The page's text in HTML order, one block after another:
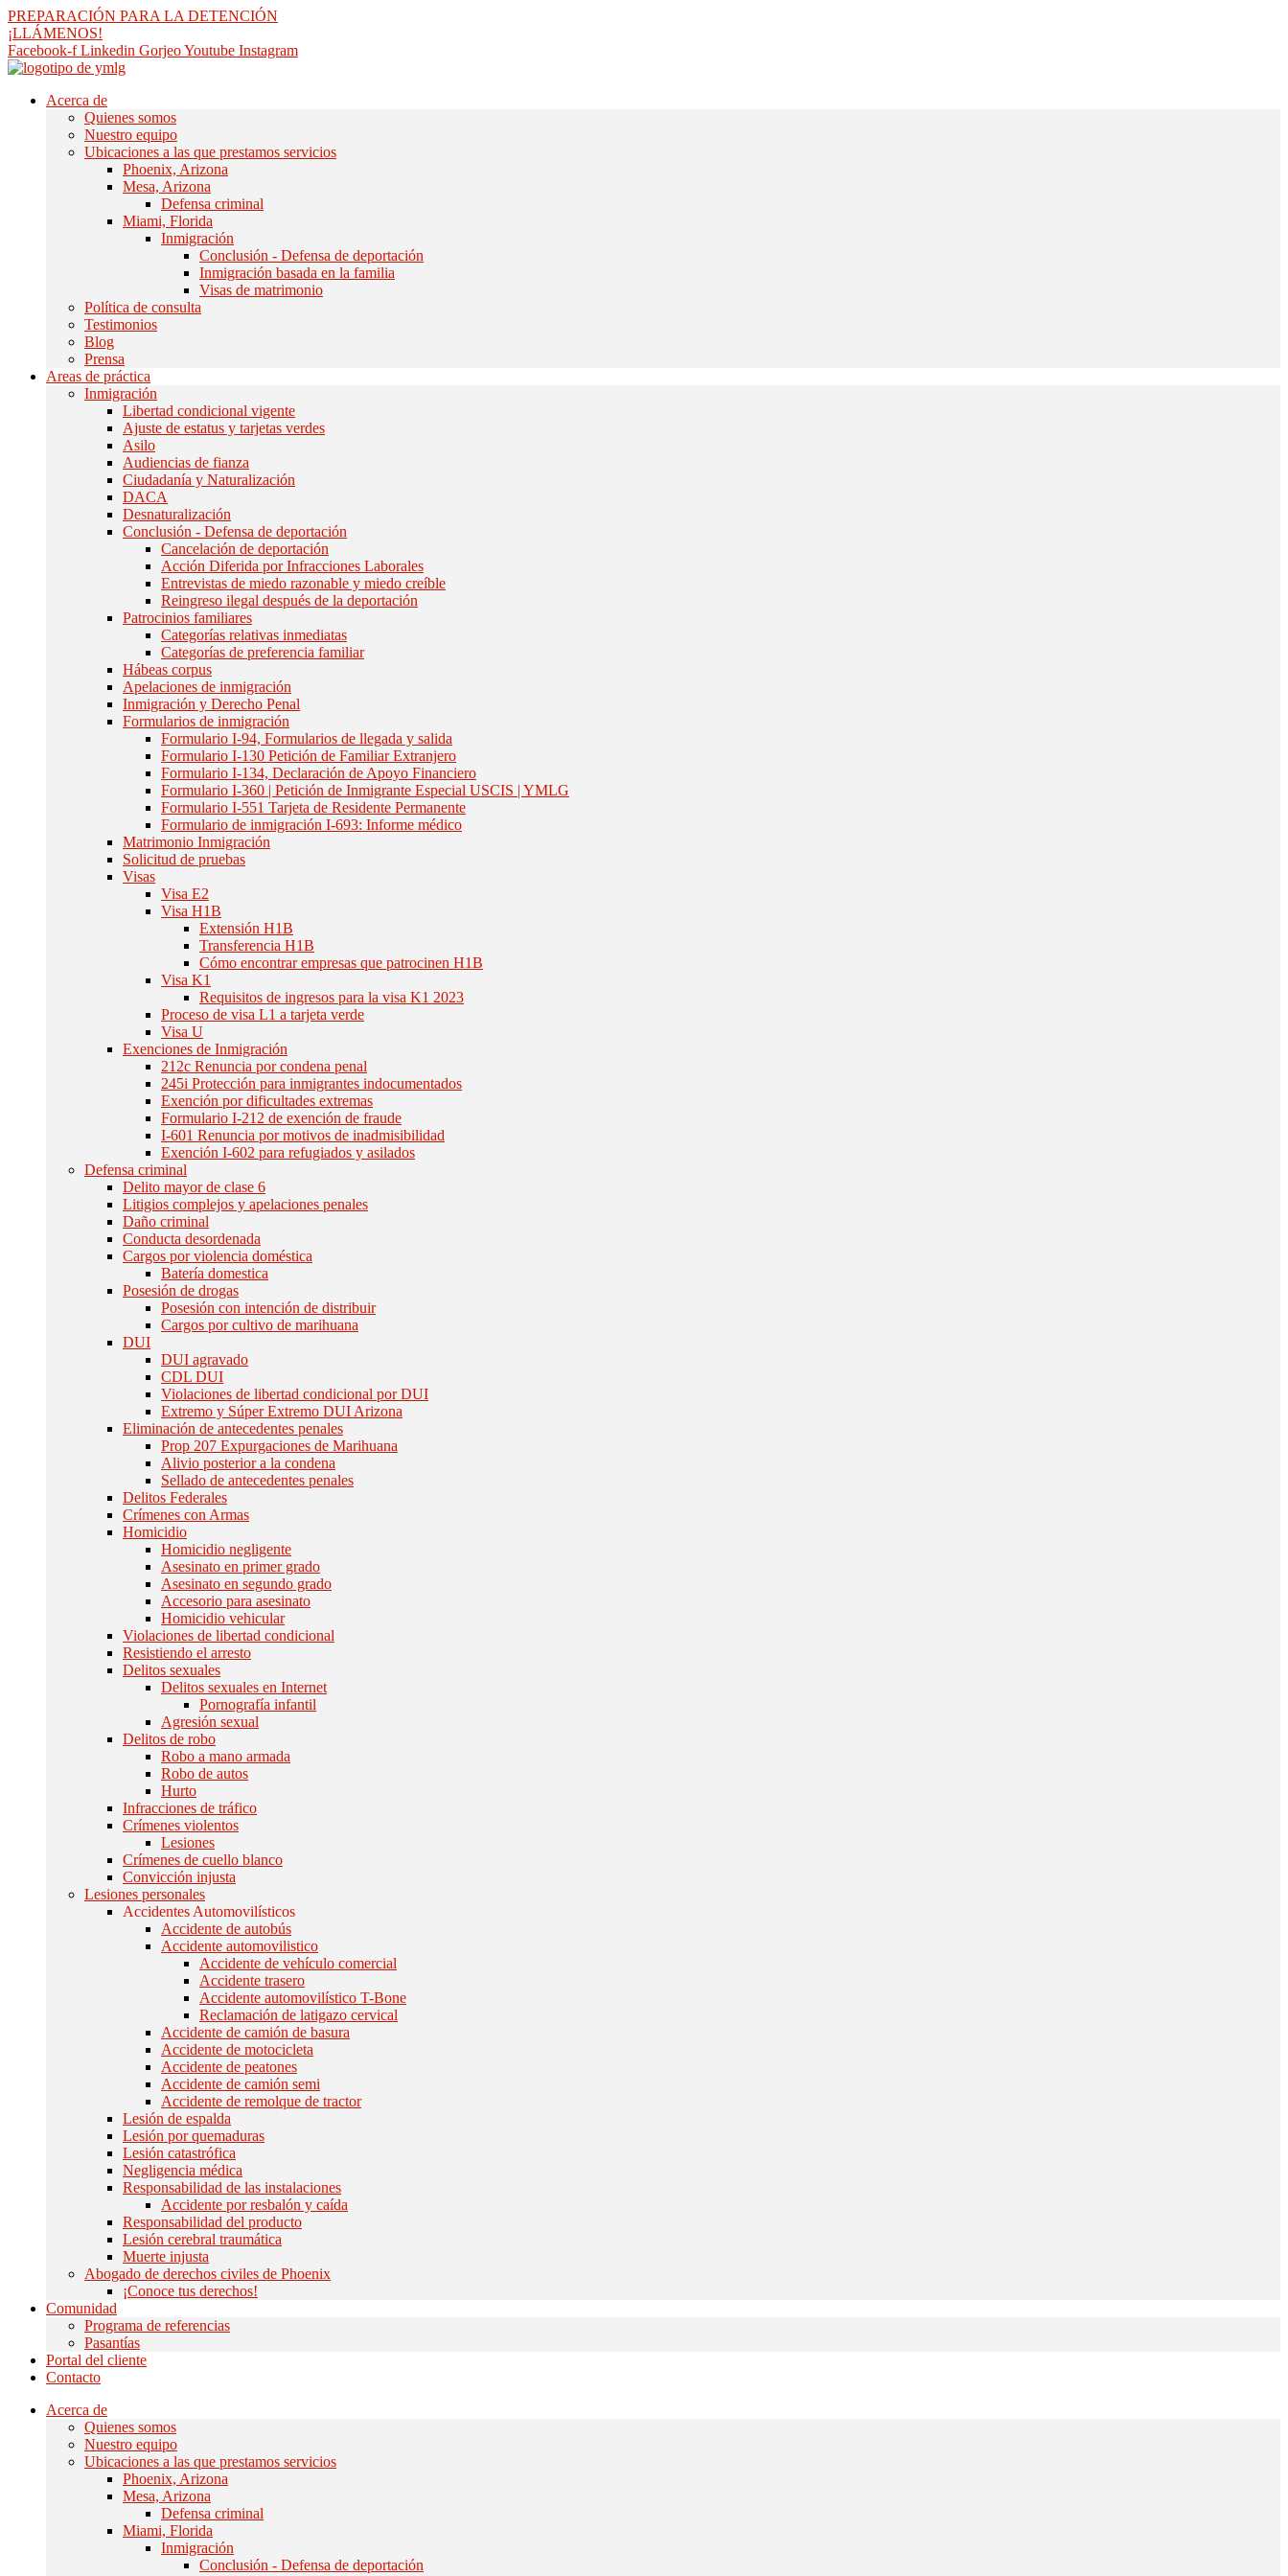
saltar
al
contenido
PREPARACIÓN PARA LA DETENCIÓN
¡LLÁMENOS!
Facebook-f Linkedin GorjeoYoutube Instagram
Acerca de
Quienes somos
Nuestro equipo
Ubicaciones a las que prestamos servicios
Phoenix, Arizona
Mesa, Arizona
Defensa criminal
Miami, Florida
Inmigración
Conclusión - Defensa de deportación
Inmigración basada en la familia
Visas de matrimonio
Política de consulta
Testimonios
Blog
Prensa
Areas de práctica
Inmigración
Libertad condicional vigente
Ajuste de estatus y tarjetas verdes
Asilo
Audiencias de fianza
Ciudadanía y Naturalización
DACA
Desnaturalización
Conclusión - Defensa de deportación
Cancelación de deportación
Acción Diferida por Infracciones Laborales
Entrevistas de miedo razonable y miedo creíble
Reingreso ilegal después de la deportación
Patrocinios familiares
Categorías relativas inmediatas
Categorías de preferencia familiar
Hábeas corpus
Apelaciones de inmigración
Inmigración y Derecho Penal
Formularios de inmigración
Formulario I-94, Formularios de llegada y salida
Formulario I-130 Petición de Familiar Extranjero
Formulario I-134, Declaración de Apoyo Financiero
Formulario I-360 | Petición de Inmigrante Especial USCIS | YMLG
Formulario I-551 Tarjeta de Residente Permanente
Formulario de inmigración I-693: Informe médico
Matrimonio Inmigración
Solicitud de pruebas
Visas
Visa E2
Visa H1B
Extensión H1B
Transferencia H1B
Cómo encontrar empresas que patrocinen H1B
Visa K1
Requisitos de ingresos para la visa K1 2023
Proceso de visa L1 a tarjeta verde
Visa U
Exenciones de Inmigración
212c Renuncia por condena penal
245i Protección para inmigrantes indocumentados
Exención por dificultades extremas
Formulario I-212 de exención de fraude
I-601 Renuncia por motivos de inadmisibilidad
Exención I-602 para refugiados y asilados
Defensa criminal
Delito mayor de clase 6
Litigios complejos y apelaciones penales
Daño criminal
Conducta desordenada
Cargos por violencia doméstica
Batería domestica
Posesión de drogas
Posesión con intención de distribuir
Cargos por cultivo de marihuana
DUI
DUI agravado
CDL DUI
Violaciones de libertad condicional por DUI
Extremo y Súper Extremo DUI Arizona
Eliminación de antecedentes penales
Prop 207 Expurgaciones de Marihuana
Alivio posterior a la condena
Sellado de antecedentes penales
Delitos Federales
Crímenes con Armas
Homicidio
Homicidio negligente
Asesinato en primer grado
Asesinato en segundo grado
Accesorio para asesinato
Homicidio vehicular
Violaciones de libertad condicional
Resistiendo el arresto
Delitos sexuales
Delitos sexuales en Internet
Pornografía infantil
Agresión sexual
Delitos de robo
Robo a mano armada
Robo de autos
Hurto
Infracciones de tráfico
Crímenes violentos
Lesiones
Crímenes de cuello blanco
Convicción injusta
Lesiones personales
Accidentes Automovilísticos
Accidente de autobús
Accidente automovilistico
Accidente de vehículo comercial
Accidente trasero
Accidente automovilístico T-Bone
Reclamación de latigazo cervical
Accidente de camión de basura
Accidente de motocicleta
Accidente de peatones
Accidente de camión semi
Accidente de remolque de tractor
Lesión de espalda
Lesión por quemaduras
Lesión catastrófica
Negligencia médica
Responsabilidad de las instalaciones
Accidente por resbalón y caída
Responsabilidad del producto
Lesión cerebral traumática
Muerte injusta
Abogado de derechos civiles de Phoenix
¡Conoce tus derechos!
Comunidad
Programa de referencias
Pasantías
Portal del cliente
Contacto
Acerca de
Quienes somos
Nuestro equipo
Ubicaciones a las que prestamos servicios
Phoenix, Arizona
Mesa, Arizona
Defensa criminal
Miami, Florida
Inmigración
Conclusión - Defensa de deportación